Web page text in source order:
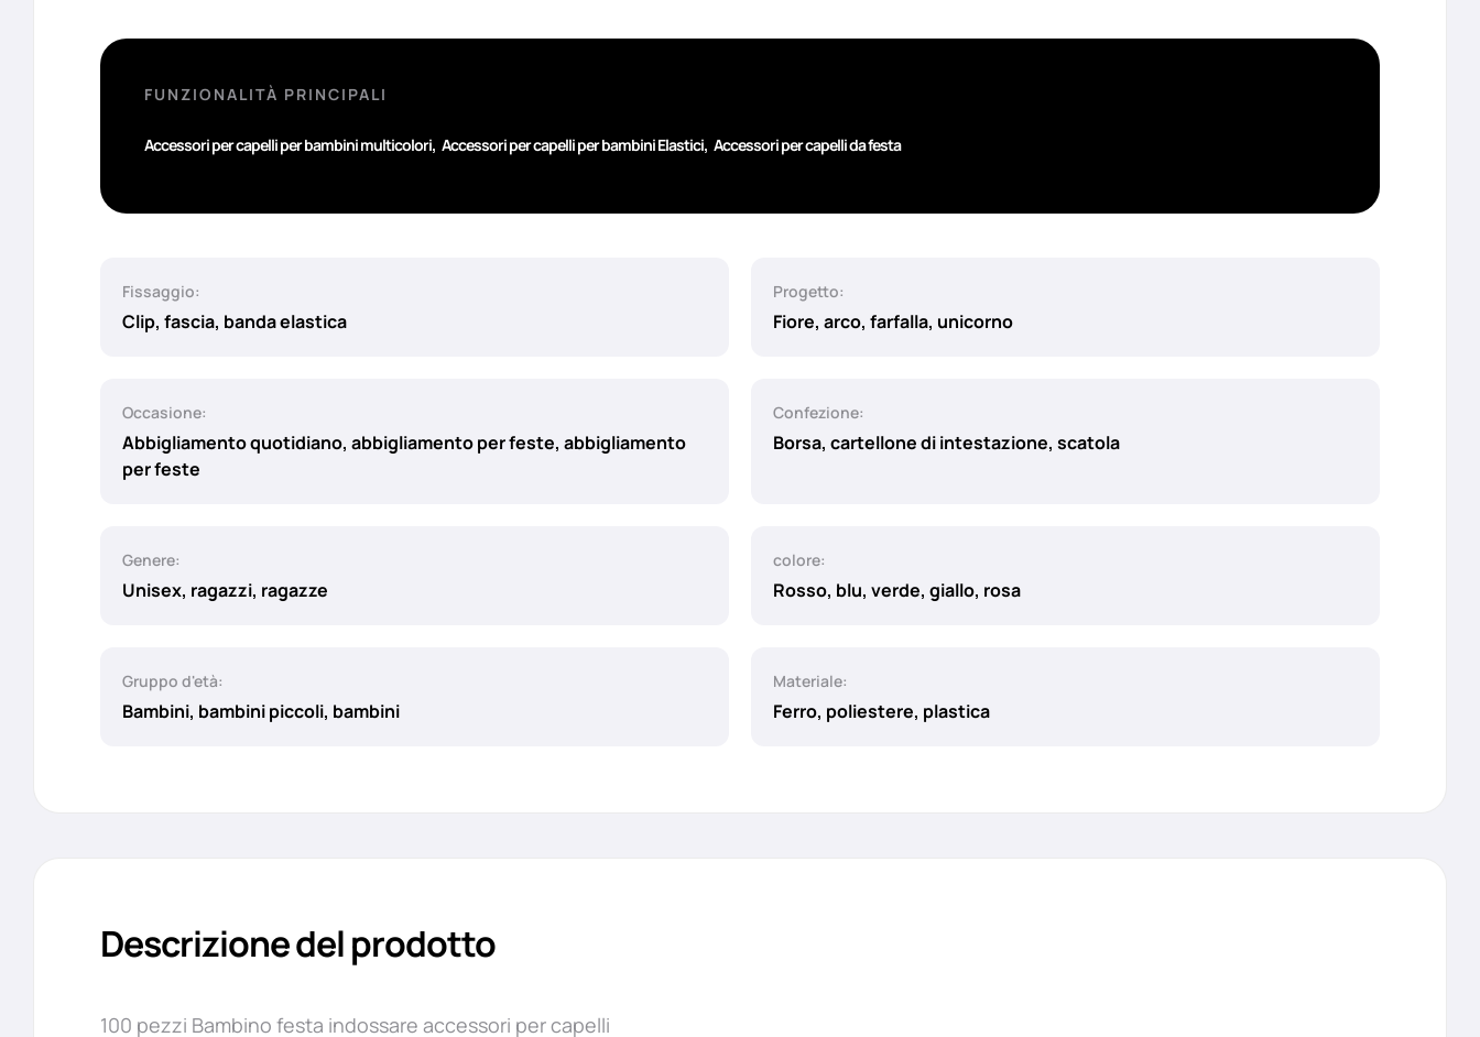
FUNZIONALITÀ PRINCIPALI
Accessori per capelli per bambini multicolori, Accessori per capelli per bambini Elastici, Accessori per capelli da festa
Fissaggio:
Clip, fascia, banda elastica
Progetto:
Fiore, arco, farfalla, unicorno
Occasione:
Abbigliamento quotidiano, abbigliamento per feste, abbigliamento
per feste
Confezione:
Borsa, cartellone di intestazione, scatola
Genere:
Unisex, ragazzi, ragazze
colore:
Rosso, blu, verde, giallo, rosa
Gruppo d'età:
Bambini, bambini piccoli, bambini
Materiale:
Ferro, poliestere, plastica
Descrizione del prodotto
100 pezzi Bambino festa indossare accessori per capelli